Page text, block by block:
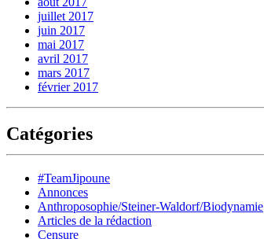
juillet 2017
juin 2017
mai 2017
avril 2017
mars 2017
février 2017
Catégories
#TeamJipoune
Annonces
Anthroposophie/Steiner-Waldorf/Biodynamie
Articles de la rédaction
Censure